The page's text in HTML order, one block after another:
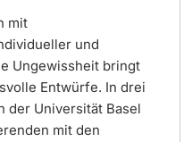
mit
und
Ungewissheit bringt
Entwürfe. In drei
der Universität Basel
mit den